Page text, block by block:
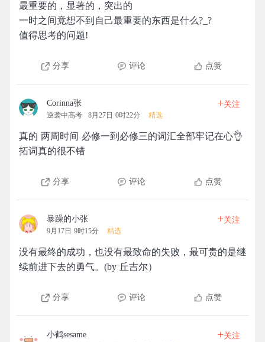
最重要的，显著的，突出的
一时之间竟想不到自己最重要的东西是什么?_?
值得思考的问题!
分享 评论 点赞
Corinna张
逆袭中高考 8月27日 0时22分 精选
+关注
真的 两周时间 必修一到必修三的词汇全部牢记在心👌
拓词真的很不错
分享 评论 点赞
暴躁的小张
9月17日 9时15分 精选
+关注
没有最终的成功，也没有最致命的失败，最可贵的是继
续前进下去的勇气。(by 丘吉尔）
分享 评论 点赞
小鹤sesame +关注